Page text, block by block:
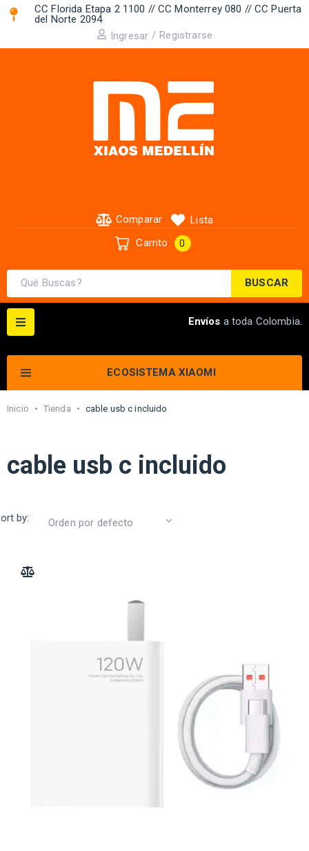
CC Florida Etapa 2 1100 // CC Monterrey 080 // CC Puerta
del Norte 2094 ​
Ingresar / Registrarse
BUSCAR
Comparar
Lista
Carrito
0
ECOSISTEMA XIAOMI
Envíos a toda Colombia.
Inicio • Tienda • cable usb c incluido
cable usb c incluido
by: